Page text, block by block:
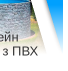
з ПВХ